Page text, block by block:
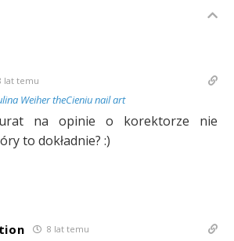
lat temu
Weiher theCieniu nail art
na opinie o korektorze nie
to dokładnie? :)
8 lat temu